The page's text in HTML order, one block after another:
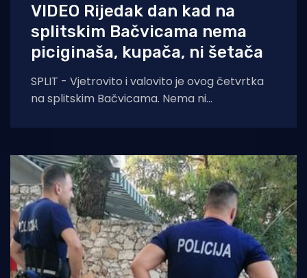
VIDEO Rijedak dan kad na
splitskim Bačvicama nema
piciginaša, kupača, ni šetača
SPLIT - Vjetrovito i valovito je ovog četvrtka
na splitskim Bačvicama. Nema ni
godinu. Zamakne preko